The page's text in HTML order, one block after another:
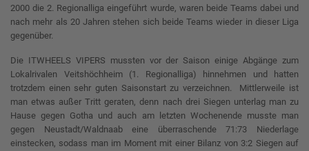
2000 die 2. Regionalliga eingeführt wurde, waren beide Teams dabei und
nach mehr als 20 Jahren stehen sich beide Teams wieder in dieser Liga
gegenüber.
Die ITWHEELS VIPERS mussten vor der Saison einige Abgänge zum
Lokalrivalen Veitshöchheim (1. Regionalliga) hinnehmen und hatten
trotzdem einen sehr guten Saisonstart zu verzeichnen. Mittlerweile ist
man etwas außer Tritt geraten, denn nach drei Siegen unterlag man zu
Hause gegen Gotha und auch am letzten Wochenende musste man
gegen Neustadt/Waldnaab eine überraschende 71:73 Niederlage
einstecken, sodass man im Moment mit einer Bilanz von 3:2 Siegen auf